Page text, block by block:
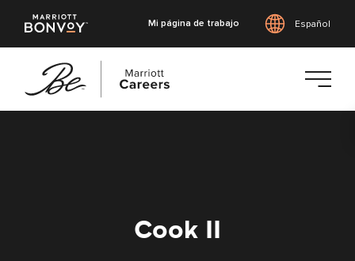
Mi página de trabajo Español
Cook II